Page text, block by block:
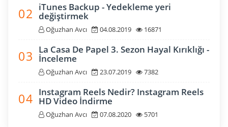
0 2 iTunes Backup - Yedekleme yeri
değiştirmek
Oğuzhan Avcı 04.08.2019 16871
0 3 La Casa De Papel 3. Sezon Hayal Kırıklığı -
İnceleme
Oğuzhan Avcı 23.07.2019 7382
0 4 Instagram Reels Nedir? Instagram Reels
HD Video İndirme
Oğuzhan Avcı 07.08.2020 5701